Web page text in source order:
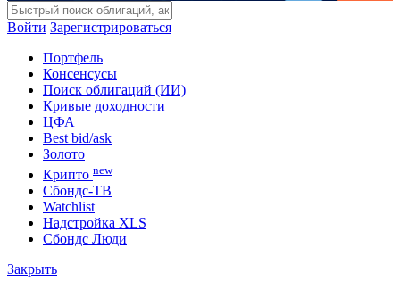
Войти Зарегистрироваться
Портфель
Консенсусы
Поиск облигаций (ИИ)
Кривые доходности
ЦФА
Best bid/ask
Золото
Крипто new
Сбондс-ТВ
Watchlist
Надстройка XLS
Сбондс Люди
Закрыть